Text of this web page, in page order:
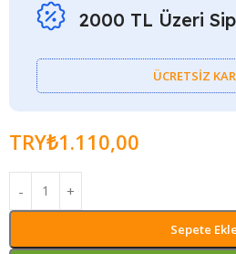
2000 TL Üzeri
ÜCRETSİZ
TRY₺1.110,00
Sepete Ekle